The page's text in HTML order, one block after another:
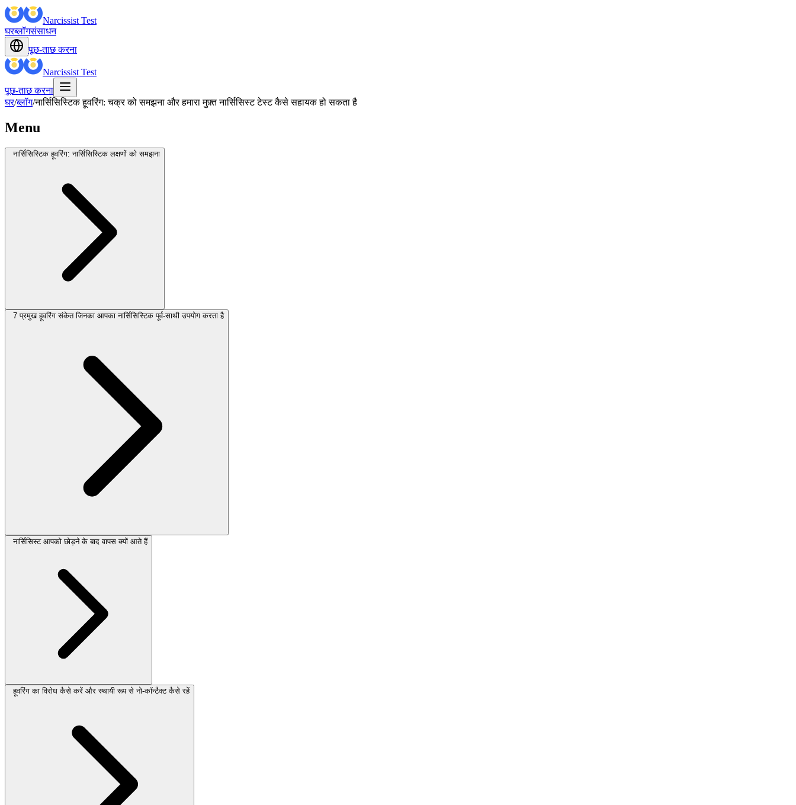
Narcissist Test
घरब्लॉगसंसाधन
पूछ-ताछ करना
Narcissist Test
पूछ-ताछ करना
घर/ब्लॉग/नार्सिसिस्टिक हूवरिंग: चक्र को समझना और हमारा मुफ़्त नार्सिसिस्ट टेस्ट कैसे सहायक हो सकता है
Menu
नार्सिसिस्टिक हूवरिंग: नार्सिसिस्टिक लक्षणों को समझना
7 प्रमुख हूवरिंग संकेत जिनका आपका नार्सिसिस्टिक पूर्व-साथी उपयोग करता है
नार्सिसिस्ट आपको छोड़ने के बाद वापस क्यों आते हैं
हूवरिंग का विरोध कैसे करें और स्थायी रूप से नो-कॉन्टैक्ट कैसे रहें